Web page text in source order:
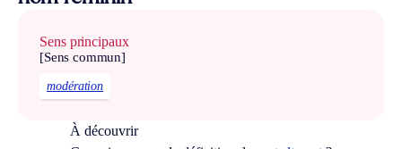
Sens principaux
[Sens commun]
modération
À découvrir